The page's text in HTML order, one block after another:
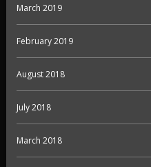
March 2019
February 2019
August 2018
July 2018
March 2018